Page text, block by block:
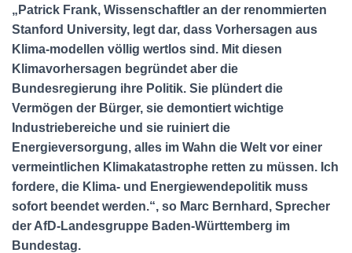
„Patrick Frank, Wissenschaftler an der renommierten
Stanford University, legt dar, dass Vorhersagen aus
Klima-modellen völlig wertlos sind. Mit diesen
Klimavorhersagen begründet aber die
Bundesregierung ihre Politik. Sie plündert die
Vermögen der Bürger, sie demontiert wichtige
Industriebereiche und sie ruiniert die
Energieversorgung, alles im Wahn die Welt vor einer
vermeintlichen Klimakatastrophe retten zu müssen. Ich
fordere, die Klima- und Energiewendepolitik muss
sofort beendet werden.“, so Marc Bernhard, Sprecher
der AfD-Landesgruppe Baden-Württemberg im
Bundestag.